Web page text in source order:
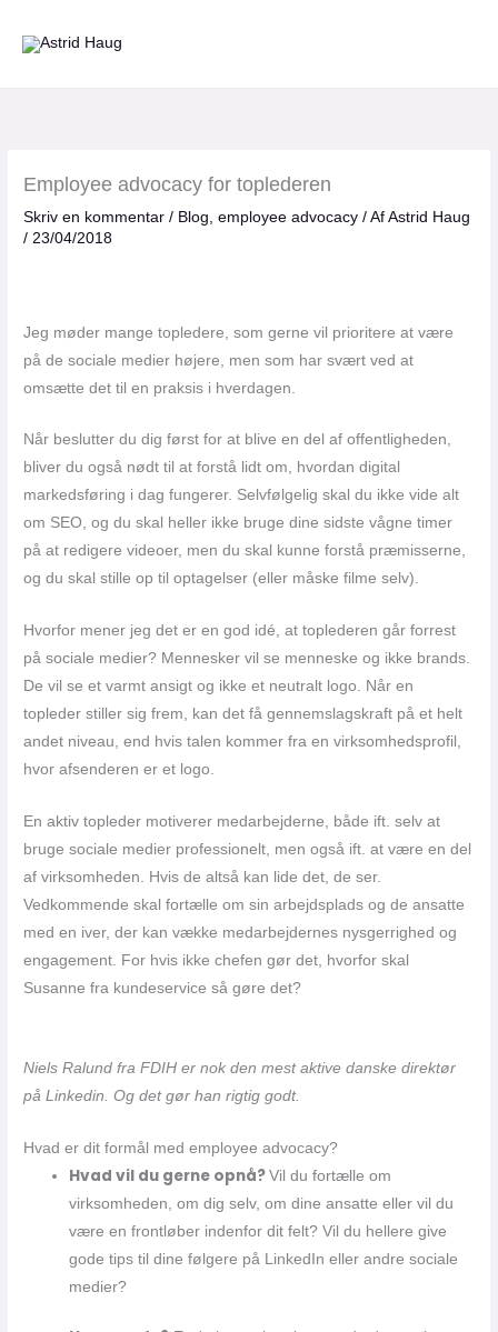
Employee advocacy for toplederen
Skriv en kommentar / Blog,employee advocacy / AfAstrid Haug
/23/04/2018
Jeg møder mange topledere, som gerne vil prioritere at være
på de sociale medier højere, men som har svært ved at
omsætte det til en praksis i hverdagen.
Når beslutter du dig først for at blive en del af offentligheden,
bliver du også nødt til at forstå lidt om, hvordan digital
markedsføring i dag fungerer. Selvfølgelig skal du ikke vide alt
om SEO, og du skal heller ikke bruge dine sidste vågne timer
på at redigere videoer, men du skal kunne forstå præmisserne,
og du skal stille op til optagelser (eller måske filme selv).
Hvorfor mener jeg det er en god idé, at toplederen går forrest
på sociale medier? Mennesker vil se menneske og ikke brands.
De vil se et varmt ansigt og ikke et neutralt logo. Når en
topleder stiller sig frem, kan det få gennemslagskraft på et helt
andet niveau, end hvis talen kommer fra en virksomhedsprofil,
hvor afsenderen er et logo.
En aktiv topleder motiverer medarbejderne, både ift. selv at
bruge sociale medier professionelt, men også ift. at være en del
af virksomheden. Hvis de altså kan lide det, de ser.
Vedkommende skal fortælle om sin arbejdsplads og de ansatte
med en iver, der kan vække medarbejdernes nysgerrighed og
engagement. For hvis ikke chefen gør det, hvorfor skal
Susanne fra kundeservice så gøre det?
Niels Ralund fra FDIH er nok den mest aktive danske direktør
på Linkedin. Og det gør han rigtig godt.
Hvad er dit formål med employee advocacy?
Hvad vil du gerne opnå?Vil du fortælle om
virksomheden, om dig selv, om dine ansatte eller vil du
være en frontløber indenfor dit felt? Vil du hellere give
gode tips til dine følgere på LinkedIn eller andre sociale
medier?